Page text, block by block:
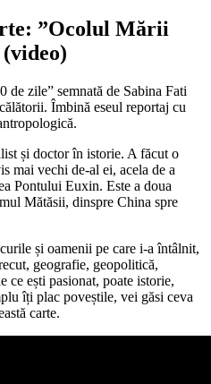
”Ocolul Mării
zile” semnată de Sabina Fati
Îmbină eseul reportaj cu
și doctor în istorie. A făcut o
mai vechi de-al ei, acela de a
Pontului Euxin. Este a doua
Mătăsii, dinspre China spre
și oamenii pe care i-a întâlnit,
geografie, geopolitică,
ce ești pasionat, poate istorie,
îți plac poveștile, vei găsi ceva
carte.